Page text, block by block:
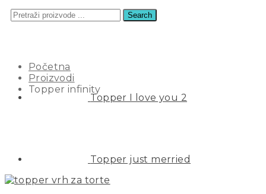
Search
Početna
Proizvodi
Topper infinity
Topper I love you 2
Topper just merried